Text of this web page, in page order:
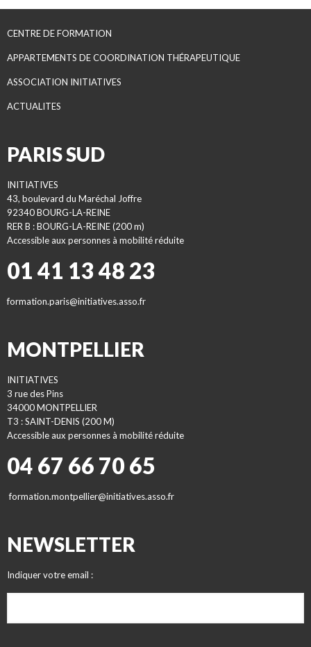
CENTRE DE FORMATION
APPARTEMENTS DE COORDINATION THÉRAPEUTIQUE
ASSOCIATION INITIATIVES
ACTUALITES
PARIS SUD
INITIATIVES
43, boulevard du Maréchal Joffre
92340 BOURG-LA-REINE
RER B : BOURG-LA-REINE (200 m)
Accessible aux personnes à mobilité réduite
01 41 13 48 23
formation.paris@initiatives.asso.fr
MONTPELLIER
INITIATIVES
3 rue des Pins
34000 MONTPELLIER
T3 : SAINT-DENIS (200 M)
Accessible aux personnes à mobilité réduite
04 67 66 70 65
formation.montpellier@initiatives.asso.fr
NEWSLETTER
Indiquer votre email :